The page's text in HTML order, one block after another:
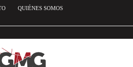
QUIÉNES SOMOS